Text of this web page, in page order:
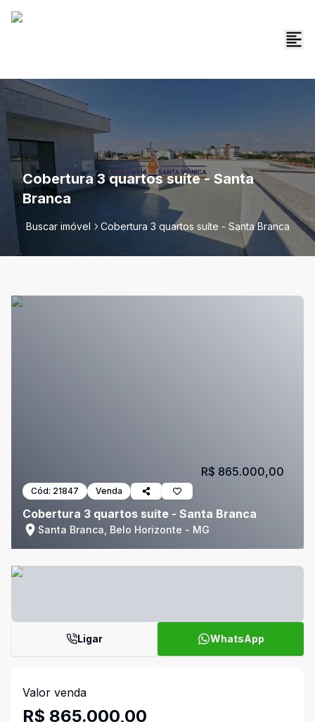
Cobertura 3 quartos suíte - Santa
Branca
Buscar imóvel Cobertura 3 quartos suíte - Santa Branca
Cód: 21847 Venda
Cobertura 3 quartos suíte - Santa Branca
Santa Branca, Belo Horizonte - MG
R$ 865.000,00
Ligar WhatsApp
Valor venda
R$ 865.000,00